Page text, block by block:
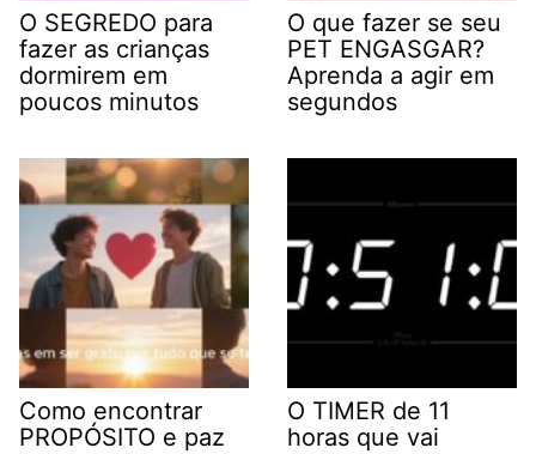
O SEGREDO para
fazer as crianças
dormirem em
poucos minutos
O que fazer se seu
PET ENGASGAR?
Aprenda a agir em
segundos
Como encontrar
PROPÓSITO e paz
O TIMER de 11
horas que vai